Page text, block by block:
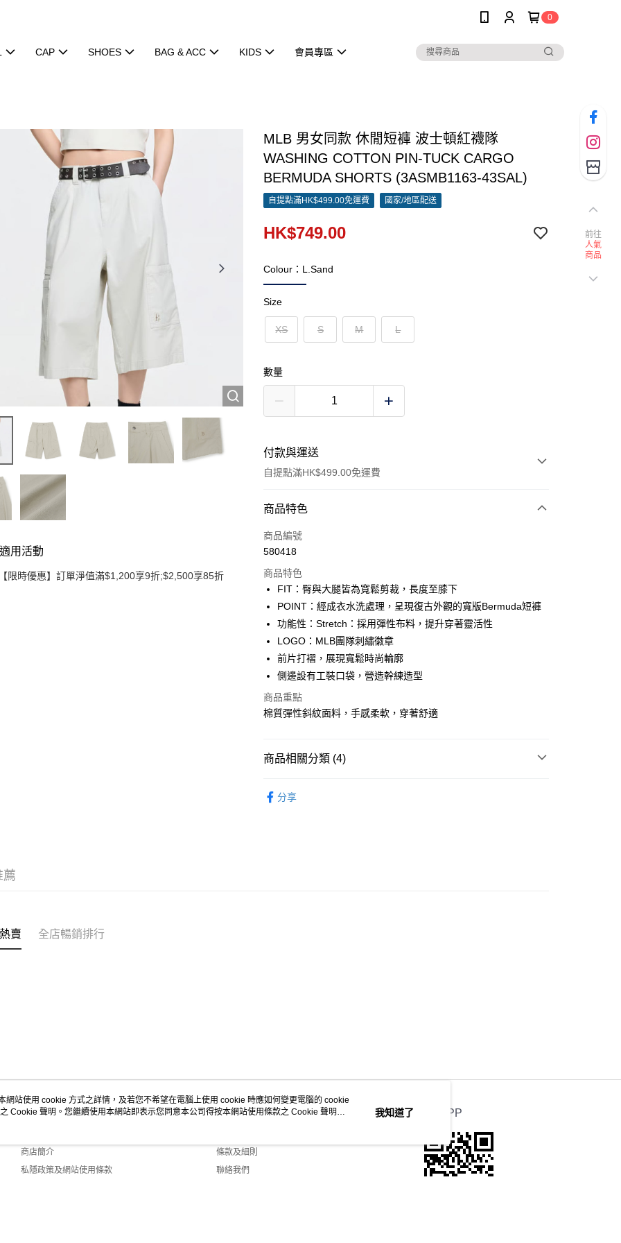
0
CAP SHOES BAG & ACC KIDS 會員專區
用活動
限時優惠】訂單淨值滿$1,200享9折;$2,500享85折
MLB 男女同款 休閒短褲 波士頓紅襪隊
WASHING COTTON PIN-TUCK CARGO
BERMUDA SHORTS (3ASMB1163-43SAL)
自提點滿HK$499.00免運費 國家/地區配送
HK$749.00
Colour：L.Sand
Size
XS S M L
數量
付款與運送
自提點滿HK$499.00免運費
付款方式
信用卡
Google Pay
AlipayHK
WeChat Pay
送貨方式
付款後順豐站及營業點
付款後順豐合作便利店
送貨上門免運優惠
商品特色
商品編號
580418
商品特色
FIT：臀與大腿皆為寬鬆剪裁，長度至膝下
POINT：經成衣水洗處理，呈現復古外觀的寬版Bermuda短褲
功能性：Stretch：採用彈性布料，提升穿著靈活性
LOGO：MLB團隊刺繡徽章
前片打褶，展現寬鬆時尚輪廓
側邊設有工裝口袋，營造幹練造型
商品重點
棉質彈性斜紋面料，手感柔軟，穿著舒適
商品相關分類 (4)
分享
薦
賣 全店暢銷排行
關於我們
商店簡介
私隱政策及網站使用條款
客戶服務
條款及細則
聯絡我們
官方APP
前往
人氣
商品
網站使用 cookie 方式之詳情，及若您不希望在電腦上使用 cookie 時應如何變更電腦的 cookie
Cookie 聲明。您繼續使用本網站即表示您同意本公司得按本網站使用條款之 Cookie 聲明使
我知道了